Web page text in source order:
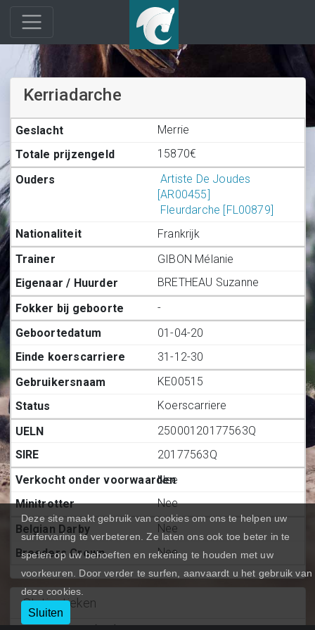
Kerriadarche
Merrie
15870€
Artiste De Joudes
[AR00455]
Fleurdarche [FL00879]
Frankrijk
GIBON Mélanie
BRETHEAU Suzanne
-
01-04-20
31-12-30
KE00515
Koerscarriere
25000120177563Q
20177563Q
Nee
Nee
Nee
Nee
Statiestieken
Deze site maakt gebruik van cookies om ons te helpen uw
surfervaring te verbeteren. Ze laten ons ook toe beter in te
spelen op uw behoeften en rekening te houden met uw
voorkeuren. Door verder te surfen, aanvaardt u het gebruik van
deze cookies.
Sluiten